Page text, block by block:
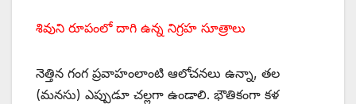
శివుని రూపంలో దాగి ఉన్న నిగ్రహ సూత్రాలు
నెత్తిన గంగ ప్రవాహంలాంటి ఆలోచనలు ఉన్నా, తల
(మనసు) ఎప్పుడూ చల్లగా ఉండాలి. భౌతికంగా కళ